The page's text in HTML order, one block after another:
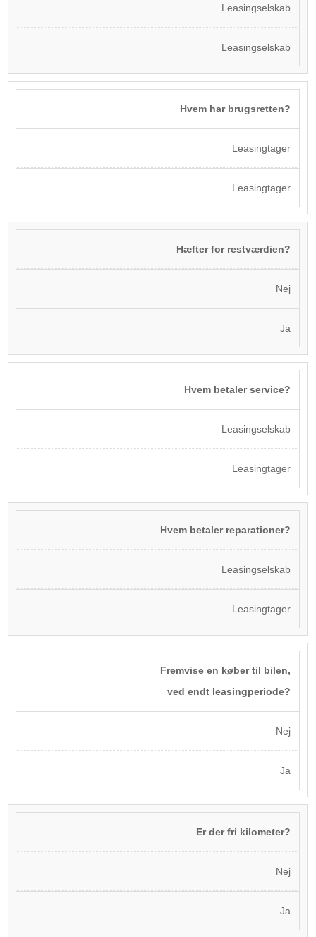
Leasingselskab
Leasingselskab
Hvem har brugsretten?
Leasingtager
Leasingtager
Hæfter for restværdien?
Nej
Ja
Hvem betaler service?
Leasingselskab
Leasingtager
Hvem betaler reparationer?
Leasingselskab
Leasingtager
Fremvise en køber til bilen,
ved endt leasingperiode?
Nej
Ja
Er der fri kilometer?
Nej
Ja